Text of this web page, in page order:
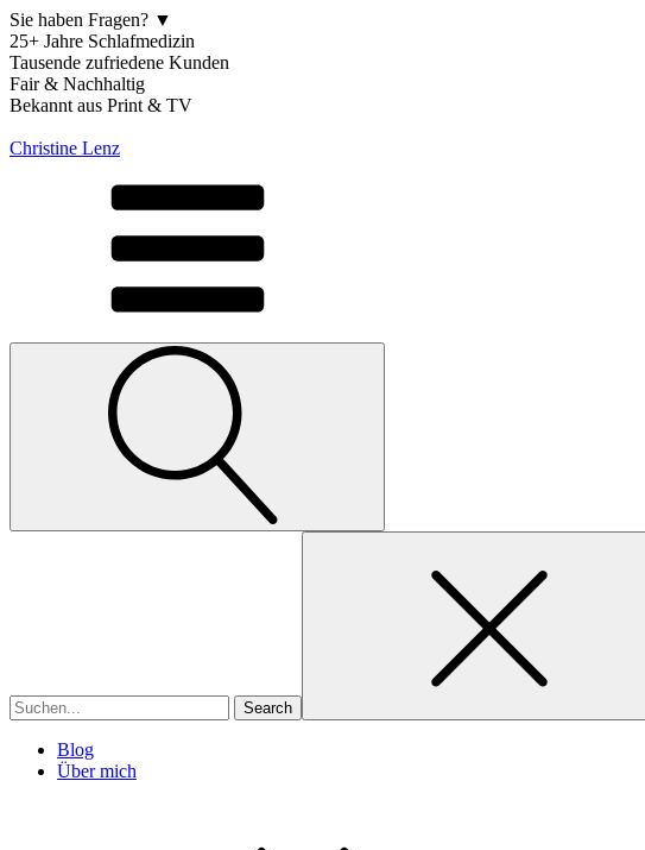
Sie haben Fragen? ▼
25+ Jahre Schlafmedizin
Tausende zufriedene Kunden
Fair & Nachhaltig
Bekannt aus Print & TV
Christine Lenz
Blog
Über mich